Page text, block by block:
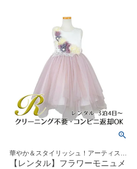
アウター
販売
コスチューム
Graduation & Entrance
卒業式・入学式
予約・配送・返却・料金
レンタルの流れ
4ステップで簡単
あんしんパック
汚れ・キズ・破損の補償
Buy & Supportご購入・サポート
07
品質・返品・お手入れ
Tsukuba Boutique
茨城県土浦市大町14-16-1F
10:00–18:00（完全予約制）
月曜日
店舗を予約する →
華やか＆スタイリッシュ！アーティステ
ィックなエアリードレス
【レンタル】フラワーモニュメ